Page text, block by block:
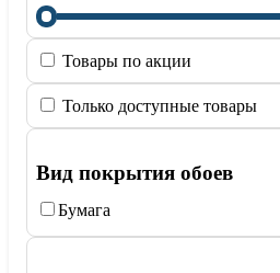
Товары по акции
Только доступные товары
Вид покрытия обоев
Бумага